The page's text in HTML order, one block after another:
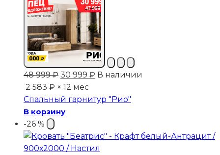
48 999₽ Первоначальная
цена
составляла
48
30 999 ₽ Текущая
30
В наличии
2 583 ₽ × 12 мес
Спальный гарнитур "Рио"
В корзину
-26 %